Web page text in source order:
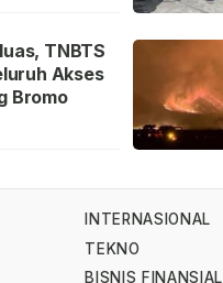
TNBTS
Akses
Bromo
INTERNASIONAL
TEKNO
BISNIS FINANSIAL